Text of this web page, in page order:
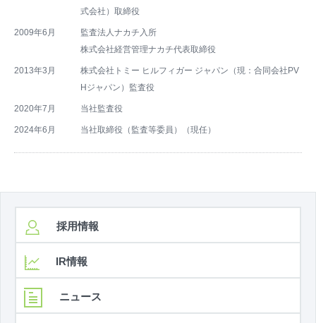
式会社）取締役
2009年6月
監査法人ナカチ入所
株式会社経営管理ナカチ代表取締役
2013年3月
株式会社トミー ヒルフィガー ジャパン（現：合同会社PV
Hジャパン）監査役
2020年7月 当社監査役
2024年6月 当社取締役（監査等委員）（現任）
採用情報
IR情報
ニュース